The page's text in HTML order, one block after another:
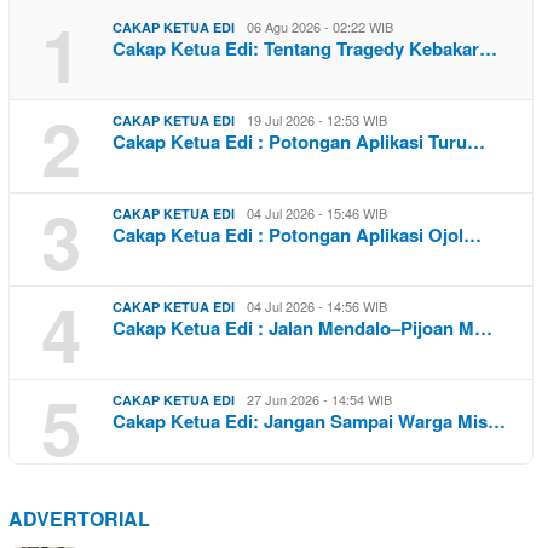
1 CAKAP KETUA EDI 06 Agu 2026 - 02:22 WIB
Cakap Ketua Edi: Tentang Tragedy Kebakar…
2 CAKAP KETUA EDI 19 Jul 2026 - 12:53 WIB
Cakap Ketua Edi : Potongan Aplikasi Turu…
3 CAKAP KETUA EDI 04 Jul 2026 - 15:46 WIB
Cakap Ketua Edi : Potongan Aplikasi Ojol…
4 CAKAP KETUA EDI 04 Jul 2026 - 14:56 WIB
Cakap Ketua Edi : Jalan Mendalo–Pijoan M…
5 CAKAP KETUA EDI 27 Jun 2026 - 14:54 WIB
Cakap Ketua Edi: Jangan Sampai Warga Mis…
ADVERTORIAL